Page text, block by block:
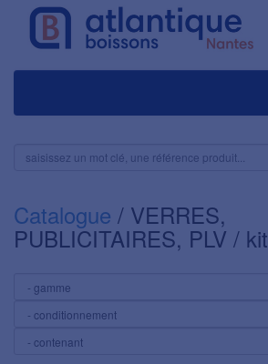
Catalogue / VERRES,
PUBLICITAIRES, PLV / kit